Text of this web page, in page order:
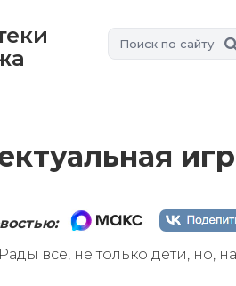
все, не только дети, но,